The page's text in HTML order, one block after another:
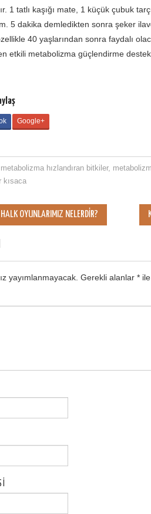
1 tatlı kaşığı mate, 1 küçük çubuk
5 dakika demledikten sonra şeker
40 yaşlarından sonra faydalı
etkili metabolizma güçlendirme
Google+
metabolizma hızlandıran bitkiler,
kısaca
HALK OYUNLARIMIZ NELERDIR?
yayımlanmayacak. Gerekli alanlar *